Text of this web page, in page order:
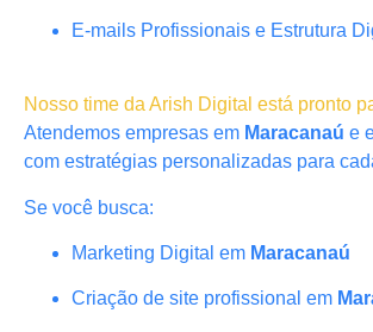
E-mails Profissionais e Estrutura
Nosso time da Arish Digital está pronto
Atendemos empresas em Maracanaú e
com estratégias personalizadas para
Se você busca:
Marketing Digital em Maracanaú
Criação de site profissional em